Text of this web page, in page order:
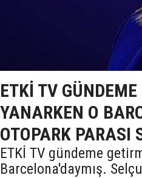
ETKİ TV
YANARKEN O
OTOPARK PARASI
ETKİ TV gündeme
Barcelona'daymış.